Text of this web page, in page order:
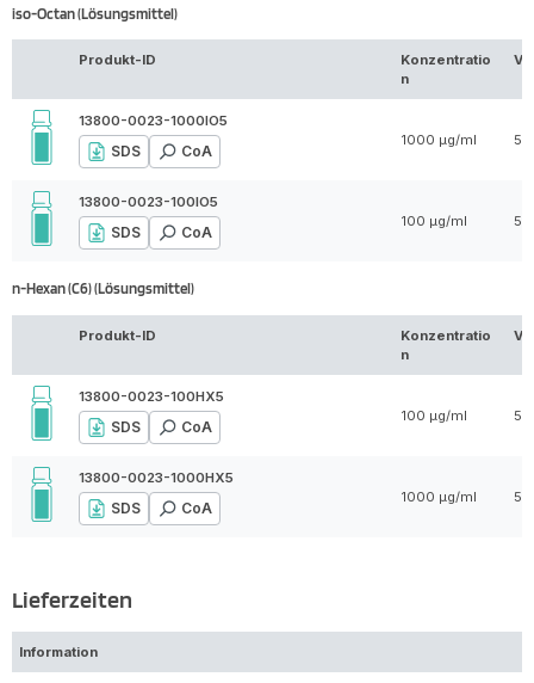
iso-Octan (Lösungsmittel)
Produkt-ID
Konzentratio
n
13800-0023-1000IO5
SDS CoA
1000 µg/ml 5
13800-0023-100IO5
SDS CoA
100 µg/ml 5
n-Hexan (C6) (Lösungsmittel)
Produkt-ID
Konzentratio
n
13800-0023-100HX5
SDS CoA
100 µg/ml 5
13800-0023-1000HX5
SDS CoA
1000 µg/ml 5
Lieferzeiten
Information